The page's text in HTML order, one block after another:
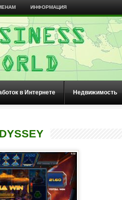
ИНФОРМАЦИЯ
в Интернете Недвижимость